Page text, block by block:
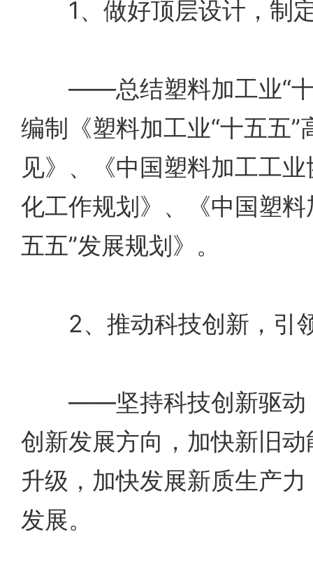
1、做好顶层设计，制
——总结塑料加工业“十
编制《塑料加工业“十五五
见》、《中国塑料加工工业
化工作规划》、《中国塑料
五五”发展规划》。
2、推动科技创新，引
——坚持科技创新驱动，
创新发展方向，加快新旧
升级，加快发展新质生产
发展。